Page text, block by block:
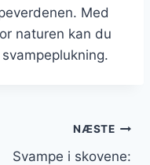
Med
naturen kan du
NÆSTE
Svampe i skovene: